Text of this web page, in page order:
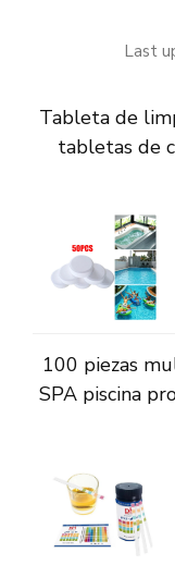
Last
Tableta de
tabletas de
100 piezas
SPA piscina